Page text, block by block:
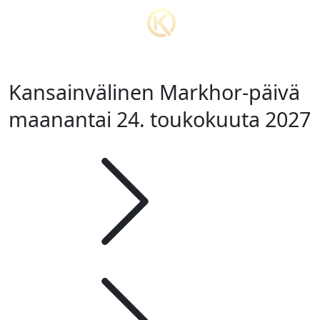
Kansainvälinen Markhor-päivä
maanantai 24. toukokuuta 2027